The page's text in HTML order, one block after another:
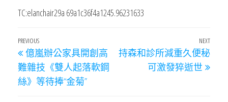
TC:elanchair29a 69a1c36f4a1245.96231633
文
章
導
Previous
Post
PREVIOUS
億嵐辦公家具開創高
難雜技《雙人起落軟鋼
絲》等待捧“金菊”
Next
Post
NEXT
持森和診所減重久便秘
可激發猝逝世